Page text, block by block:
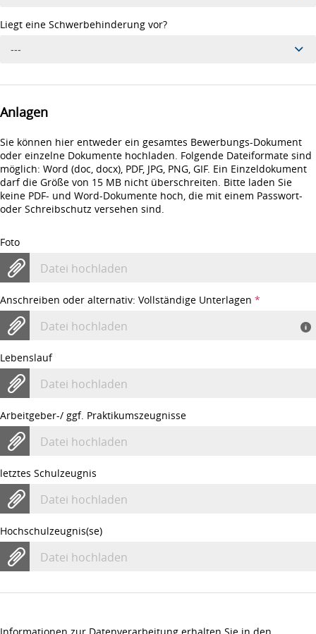
Liegt eine Schwerbehinderung vor?
---
Anlagen
Sie können hier entweder ein gesamtes Bewerbungs-Dokument
oder einzelne Dokumente hochladen. Folgende Dateiformate sind
möglich: Word (doc, docx), PDF, JPG, PNG, GIF. Ein Einzeldokument
darf die Größe von 15 MB nicht überschreiten. Bitte laden Sie
keine PDF- und Word-Dokumente hoch, die mit einem Passwort-
oder Schreibschutz versehen sind.
Foto
Datei hochladen
Anschreiben oder alternativ: Vollständige Unterlagen *
Datei hochladen
Lebenslauf
Datei hochladen
Arbeitgeber-/ ggf. Praktikumszeugnisse
Datei hochladen
letztes Schulzeugnis
Datei hochladen
Hochschulzeugnis(se)
Datei hochladen